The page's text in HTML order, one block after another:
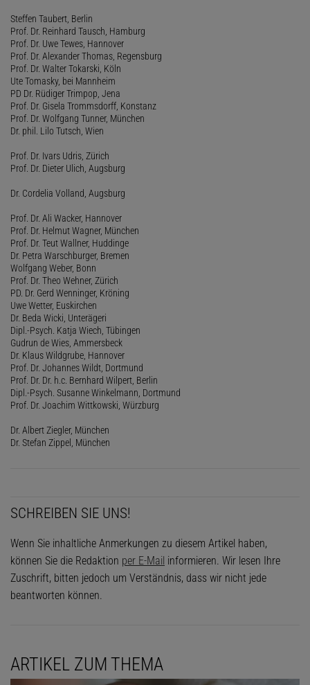
Steffen Taubert, Berlin
Prof. Dr. Reinhard Tausch, Hamburg
Prof. Dr. Uwe Tewes, Hannover
Prof. Dr. Alexander Thomas, Regensburg
Prof. Dr. Walter Tokarski, Köln
Ute Tomasky, bei Mannheim
PD Dr. Rüdiger Trimpop, Jena
Prof. Dr. Gisela Trommsdorff, Konstanz
Prof. Dr. Wolfgang Tunner, München
Dr. phil. Lilo Tutsch, Wien
Prof. Dr. Ivars Udris, Zürich
Prof. Dr. Dieter Ulich, Augsburg
Dr. Cordelia Volland, Augsburg
Prof. Dr. Ali Wacker, Hannover
Prof. Dr. Helmut Wagner, München
Prof. Dr. Teut Wallner, Huddinge
Dr. Petra Warschburger, Bremen
Wolfgang Weber, Bonn
Prof. Dr. Theo Wehner, Zürich
PD. Dr. Gerd Wenninger, Kröning
Uwe Wetter, Euskirchen
Dr. Beda Wicki, Unterägeri
Dipl.-Psych. Katja Wiech, Tübingen
Gudrun de Wies, Ammersbeck
Dr. Klaus Wildgrube, Hannover
Prof. Dr. Johannes Wildt, Dortmund
Prof. Dr. Dr. h.c. Bernhard Wilpert, Berlin
Dipl.-Psych. Susanne Winkelmann, Dortmund
Prof. Dr. Joachim Wittkowski, Würzburg
Dr. Albert Ziegler, München
Dr. Stefan Zippel, München
SCHREIBEN SIE UNS!
Wenn Sie inhaltliche Anmerkungen zu diesem Artikel haben,
können Sie die Redaktion per E-Mail informieren. Wir lesen Ihre
Zuschrift, bitten jedoch um Verständnis, dass wir nicht jede
beantworten können.
ARTIKEL ZUM THEMA